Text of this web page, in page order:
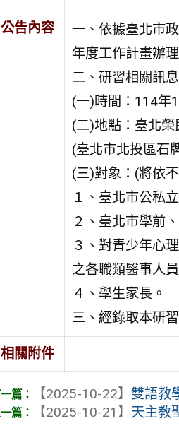
公告內容
一、依據臺北市
年度工作計畫辦理
二、研習相關訊
(一)時間：114年
(二)地點：臺北
(臺北市北投區石
(三)對象：(將依
１、臺北市公私
２、臺北市學前
３、對青少年心
之各職類醫事人員
４、學生家長。
三、經錄取本研
相關附件
【2025-10-22】雙語教
【2025-10-21】 天主教